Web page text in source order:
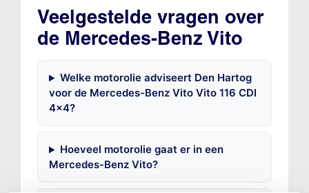
Veelgestelde vragen over
de Mercedes-Benz Vito
Welke motorolie adviseert Den Hartog
voor de Mercedes-Benz Vito Vito 116 CDI
4x4?
Hoeveel motorolie gaat er in een
Mercedes-Benz Vito?